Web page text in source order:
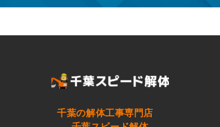
千葉の解体工事専門店